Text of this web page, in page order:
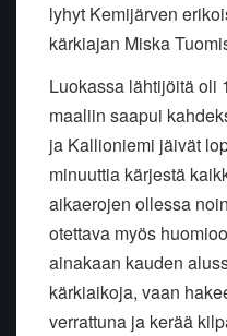
lyhyt Kemijärven
kärkiajan Miska
Luokassa lähtijöitä oli
maaliin saapui
ja Kallioniemi jäivät
minuuttia kärjestä
aikaerojen ollessa
otettava myös
ainakaan kauden
kärkiaikoja, vaan
verrattuna ja kerää